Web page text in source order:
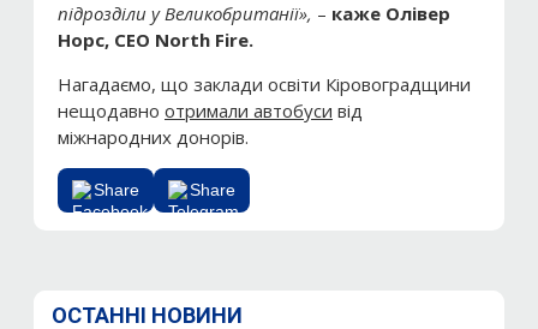
підрозділи у Великобританії», – каже Олівер
Норс, CEO North Fire.
Нагадаємо, що заклади освіти Кіровоградщини
нещодавно отримали автобуси від
міжнародних донорів.
Share Share
ОСТАННІ НОВИНИ